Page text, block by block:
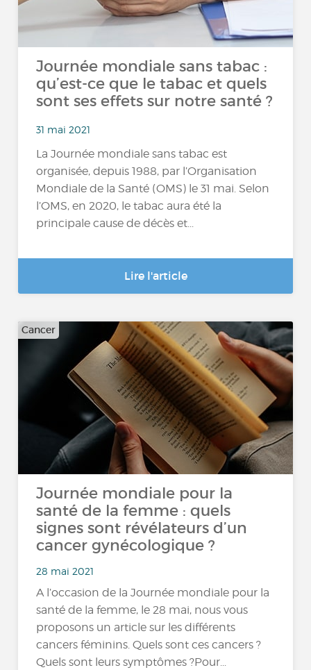
Journée mondiale sans tabac :
qu’est-ce que le tabac et quels
sont ses effets sur notre santé ?
31 mai 2021
La Journée mondiale sans tabac est
organisée, depuis 1988, par l’Organisation
Mondiale de la Santé (OMS) le 31 mai. Selon
l’OMS, en 2020, le tabac aura été la
principale cause de décès et...
Lire l'article
Cancer
Journée mondiale pour la
santé de la femme : quels
signes sont révélateurs d’un
cancer gynécologique ?
28 mai 2021
A l’occasion de la Journée mondiale pour la
santé de la femme, le 28 mai, nous vous
proposons un article sur les différents
cancers féminins. Quels sont ces cancers ?
Quels sont leurs symptômes ?Pour...